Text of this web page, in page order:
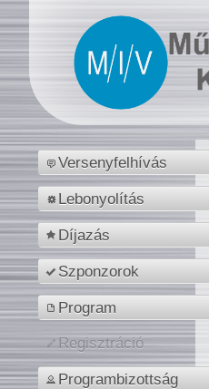
Versenyfelhívás
Lebonyolítás
Díjazás
Szponzorok
Program
Regisztráció
Programbizottság